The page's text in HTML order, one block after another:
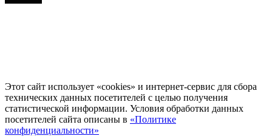
Этот сайт использует «cookies» и интернет-сервис для сбора
технических данных посетителей с целью получения
статистической информации. Условия обработки данных
посетителей сайта описаны в «Политике
конфиденциальности»